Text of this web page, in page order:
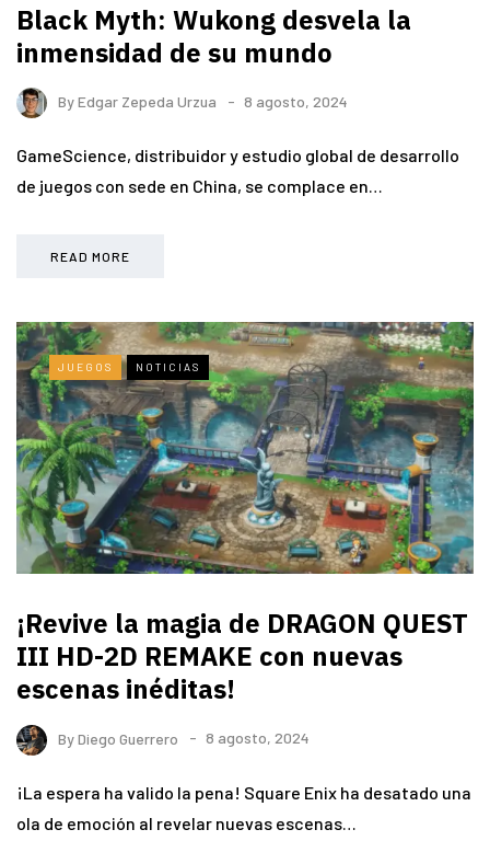
Black Myth: Wukong desvela la
inmensidad de su mundo
ByEdgar Zepeda Urzua 8 agosto, 2024
GameScience, distribuidor y estudio global de desarrollo
de juegos con sede en China, se complace en…
READ MORE
JUEGOS NOTICIAS
¡Revive la magia de DRAGON QUEST
III HD-2D REMAKE con nuevas
escenas inéditas!
ByDiego Guerrero 8 agosto, 2024
¡La espera ha valido la pena! Square Enix ha desatado una
ola de emoción al revelar nuevas escenas…